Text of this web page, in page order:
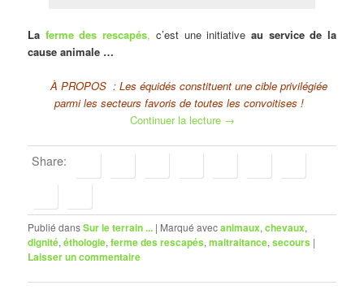
La ferme des rescapés, c’est une initiative au service de la
cause animale …
À PROPOS : Les équidés constituent une cible privilégiée
parmi les secteurs favoris de toutes les convoitises !
Continuer la lecture →
Share:
Publié dansSur le terrain ... | Marqué avecanimaux,chevaux,
dignité,éthologie,ferme des rescapés,maltraitance,secours |
Laisser un commentaire